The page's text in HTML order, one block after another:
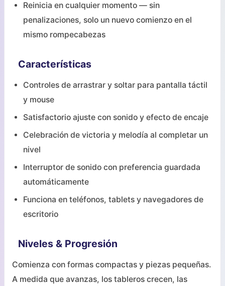
Reinicia en cualquier momento — sin
penalizaciones, solo un nuevo comienzo en el
mismo rompecabezas
Características
Controles de arrastrar y soltar para pantalla táctil
y mouse
Satisfactorio ajuste con sonido y efecto de encaje
Celebración de victoria y melodía al completar un
nivel
Interruptor de sonido con preferencia guardada
automáticamente
Funciona en teléfonos, tablets y navegadores de
escritorio
Niveles & Progresión
Comienza con formas compactas y piezas pequeñas.
A medida que avanzas, los tableros crecen, las